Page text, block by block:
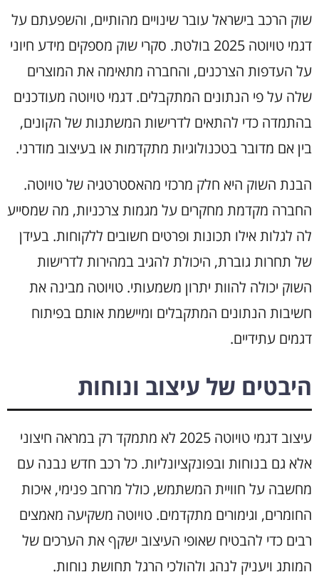
שוק הרכב בישראל עובר שינויים מהותיים, והשפעתם על
דגמי טויוטה 2025 בולטת. סקרי שוק מספקים מידע חיוני
על העדפות הצרכנים, והחברה מתאימה את המוצרים
שלה על פי הנתונים המתקבלים. דגמי טויוטה מעודכנים
בהתמדה כדי להתאים לדרישות המשתנות של הקונים,
בין אם מדובר בטכנולוגיות מתקדמות או בעיצוב מודרני.
הבנת השוק היא חלק מרכזי מהאסטרטגיה של טויוטה.
החברה מקדמת מחקרים על מגמות צרכניות, מה שמסייע
לה לגלות אילו תכונות ופרטים חשובים ללקוחות. בעידן
של תחרות גוברת, היכולת להגיב במהירות לדרישות
השוק יכולה להוות יתרון משמעותי. טויוטה מבינה את
חשיבות הנתונים המתקבלים ומיישמת אותם בפיתוח
דגמים עתידיים.
היבטים של עיצוב ונוחות
עיצוב דגמי טויוטה 2025 לא מתמקד רק במראה חיצוני
אלא גם בנוחות ובפונקציונליות. כל רכב חדש נבנה עם
מחשבה על חוויית המשתמש, כולל מרחב פנימי, איכות
החומרים, וגימורים מתקדמים. טויוטה משקיעה מאמצים
רבים כדי להבטיח שאופי העיצוב ישקף את הערכים של
המותג ויעניק לנהג ולהולכי הרגל תחושת נוחות.